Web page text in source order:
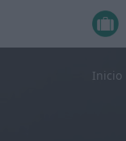
Inicio